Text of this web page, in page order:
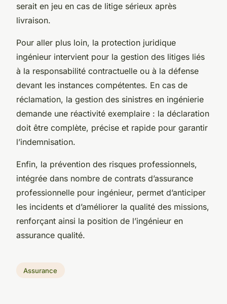
serait en jeu en cas de litige sérieux après
livraison.
Pour aller plus loin, la protection juridique
ingénieur intervient pour la gestion des litiges liés
à la responsabilité contractuelle ou à la défense
devant les instances compétentes. En cas de
réclamation, la gestion des sinistres en ingénierie
demande une réactivité exemplaire : la déclaration
doit être complète, précise et rapide pour garantir
l’indemnisation.
Enfin, la prévention des risques professionnels,
intégrée dans nombre de contrats d’assurance
professionnelle pour ingénieur, permet d’anticiper
les incidents et d’améliorer la qualité des missions,
renforçant ainsi la position de l’ingénieur en
assurance qualité.
Assurance